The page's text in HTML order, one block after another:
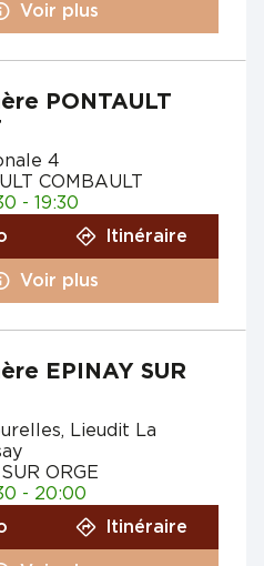
Voir plus
PONTAULT
4
COMBAULT
- 19:30
Itinéraire
Voir plus
EPINAY SUR
Lieudit La
ORGE
- 20:00
Itinéraire